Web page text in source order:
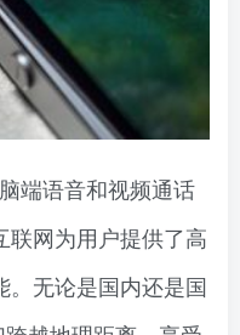
端语音和视频通话
联网为用户提供了高
。无论是国内还是国